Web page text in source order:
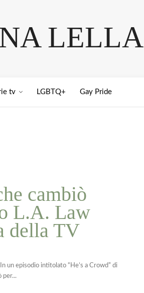
LELLA
tv LGBTQ+ Gay Pride
cambiò
L.A. Law
della TV
un episodio intitolato “He’s a Crowd” di
per...